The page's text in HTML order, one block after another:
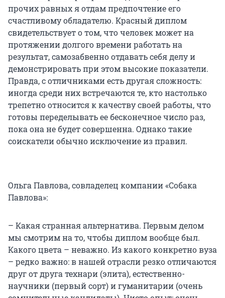
прочих равных я отдам предпочтение его
счастливому обладателю. Красный диплом
свидетельствует о том, что человек может на
протяжении долгого времени работать на
результат, самозабвенно отдавать себя делу и
демонстрировать при этом высокие показатели.
Правда, с отличниками есть другая сложность:
иногда среди них встречаются те, кто настолько
трепетно относится к качеству своей работы, что
готовы переделывать ее бесконечное число раз,
пока она не будет совершенна. Однако такие
соискатели обычно исключение из правил.
Ольга Павлова, совладелец компании «Собака
Павлова»:
– Какая странная альтернатива. Первым делом
мы смотрим на то, чтобы диплом вообще был.
Какого цвета – неважно. Из какого конкретно вуза
– редко важно: в нашей отрасли резко отличаются
друг от друга технари (элита), естественно-
научники (первый сорт) и гуманитарии (очень